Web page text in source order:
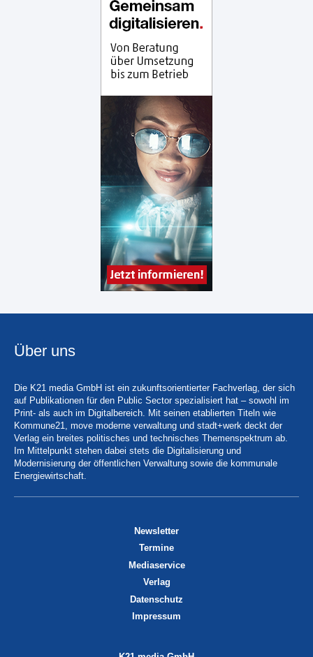
Über uns
Die K21 media GmbH ist ein zukunftsorientierter Fachverlag, der sich
auf Publikationen für den Public Sector spezialisiert hat – sowohl im
Print- als auch im Digitalbereich. Mit seinen etablierten Titeln wie
Kommune21, move moderne verwaltung und stadt+werk deckt der
Verlag ein breites politisches und technisches Themenspektrum ab.
Im Mittelpunkt stehen dabei stets die Digitalisierung und
Modernisierung der öffentlichen Verwaltung sowie die kommunale
Energiewirtschaft.
Newsletter
Termine
Mediaservice
Verlag
Datenschutz
Impressum